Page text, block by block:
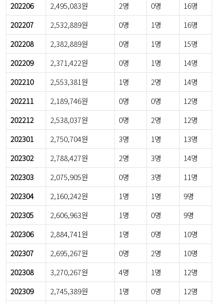
202206
2,495,083원 2명 0명
16명
202207
2,532,889원 0명 1명
16명
202208
2,382,889원 0명 1명
15명
202209
2,371,422원 0명 1명
14명
202210
2,553,381원 1명 2명
14명
202211
2,189,746원 0명 0명
12명
202212
2,538,037원 0명 2명
12명
202301
2,750,704원 3명 1명
13명
202302
2,788,427원 2명 3명
14명
202303
2,075,905원 0명 3명
11명
202304
2,160,242원 1명 1명
9명
202305
2,606,963원 1명 0명
9명
202306
2,884,741원 1명 0명
10명
202307
2,695,267원 0명 2명
10명
202308
3,270,267원 4명 1명
12명
202309
2,745,389원 1명 0명 12명